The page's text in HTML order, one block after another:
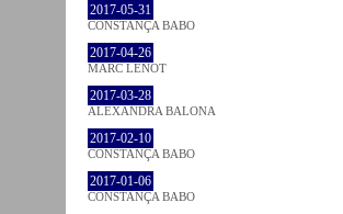
2017-05-31
CONSTANÇA BABO
2017-04-26
MARC LENOT
2017-03-28
ALEXANDRA BALONA
2017-02-10
CONSTANÇA BABO
2017-01-06
CONSTANÇA BABO